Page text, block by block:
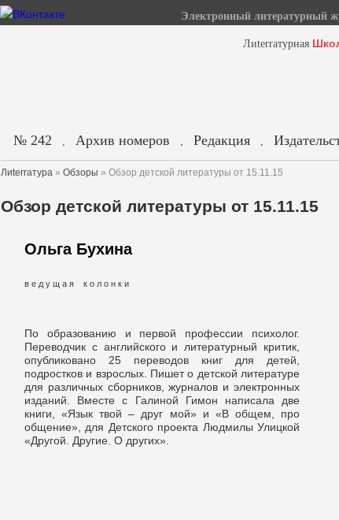
Электронный литературный
Лиterraтурная
№ 242 . Архив номеров . Редакция .
Лиterraтура » Обзоры » Обзор детской литературы от 15.11.15
Обзор детской литературы от 15.11.15
Ольга Бухина
в е д у щ а я к о л о н к и
По образованию и первой профессии психолог.
Переводчик с английского и литературный критик,
опубликовано 25 переводов книг для детей,
подростков и взрослых. Пишет о детской литературе
для различных сборников, журналов и электронных
изданий. Вместе с Галиной Гимон написала две
книги, «Язык твой – друг мой» и «В общем, про
общение», для Детского проекта Людмилы Улицкой
«Другой. Другие. О других».